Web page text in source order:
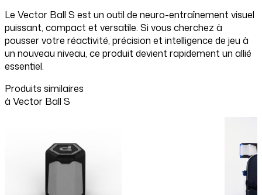
Le Vector Ball S est un outil de neuro-entraînement visuel
puissant, compact et versatile. Si vous cherchez à
pousser votre réactivité, précision et intelligence de jeu à
un nouveau niveau, ce produit devient rapidement un allié
essentiel.
Produits similaires
à Vector Ball S